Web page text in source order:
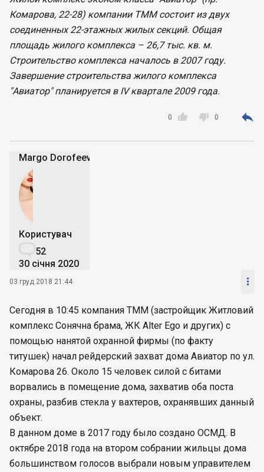
Комарова, 22-28) компании ТММ состоит из двух
соединенных 22-этажных жилых секций. Общая
площадь жилого комплекса – 26,7 тыс. кв. м.
Строительство комплекса началось в 2007 году.
Завершение строительства жилого комплекса
"Авиатор" планируется в IV квартале 2009 года.

0  0 
Margo Dorofeeva
Користувач
52
30 січня 2020
03 груд 2018 21:44 
Сегодня в 10:45 компания ТММ (застройщик Житловий
комплекс Сонячна брама, ЖК Alter Ego и других) с
помощью нанятой охранной фирмы (по факту
титушек) начал рейдерский захват дома Авиатор по ул.
Комарова 26. Около 15 человек силой с битами
ворвались в помещение дома, захватив оба поста
охраны, разбив стекла у вахтеров, охранявших данный
объект.
В данном доме в 2017 году было создано ОСМД. В
октябре 2018 года на втором собрании жильцы дома
большинством голосов выбрали новым управителем